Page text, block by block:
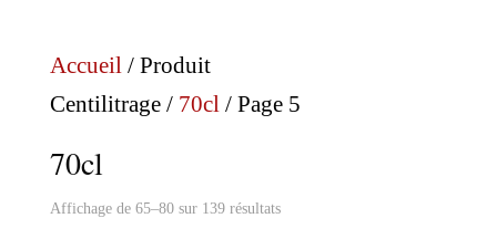
Accueil/ Produit
Centilitrage / 70cl/ Page 5
70cl
Affichage de 65–80 sur 139 résultats